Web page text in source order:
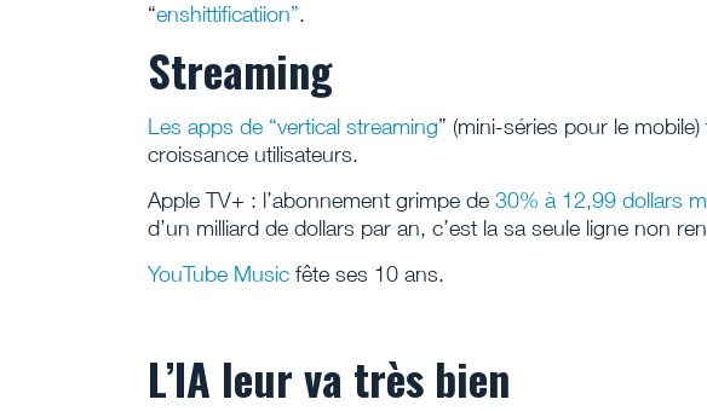
“enshittificatiion”.
Streaming
Les apps de “vertical streaming” (mini-séries pour le
croissance utilisateurs.
Apple TV+ : l’abonnement grimpe de 30% à 12,99 dollars
d’un milliard de dollars par an, c’est la sa seule ligne non
YouTube Music fête ses 10 ans.
L’IA leur va très bien